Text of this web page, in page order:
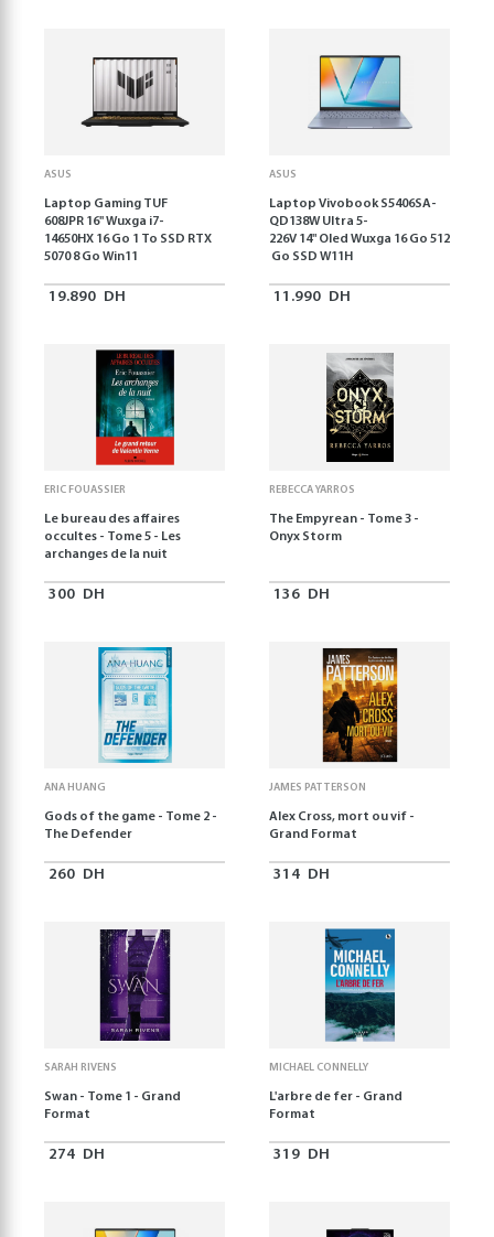
ASUS
Laptop Gaming TUF
608JPR 16'' Wuxga i7-
14650HX 16 Go 1 To SSD RTX
5070 8 Go Win11
19.890 DH
ASUS
Laptop Vivobook S5406SA-
QD138W Ultra 5-
226V 14" Oled Wuxga 16 Go 512
Go SSD W11H
11.990 DH
ERIC FOUASSIER
Le bureau des affaires
occultes - Tome 5 - Les
archanges de la nuit
300 DH
REBECCA YARROS
The Empyrean - Tome 3 -
Onyx Storm
136 DH
ANA HUANG
Gods of the game - Tome 2 -
The Defender
260 DH
JAMES PATTERSON
Alex Cross, mort ou vif -
Grand Format
314 DH
SARAH RIVENS
Swan - Tome 1 - Grand
Format
274 DH
MICHAEL CONNELLY
L'arbre de fer - Grand
Format
319 DH